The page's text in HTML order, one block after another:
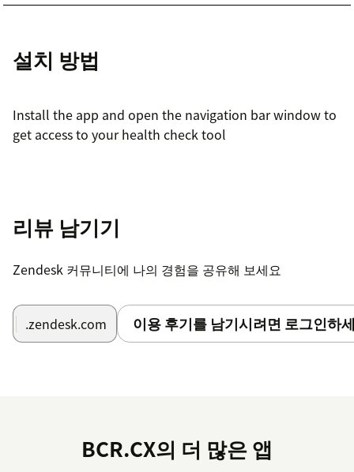
설치 방법
Install the app and open the navigation bar window to
get access to your health check tool
리뷰 남기기
Zendesk 커뮤니티에 나의 경험을 공유해 보세요
.zendesk.com 이용 후기를 남기시려면 로그인하
BCR.CX의 더 많은 앱